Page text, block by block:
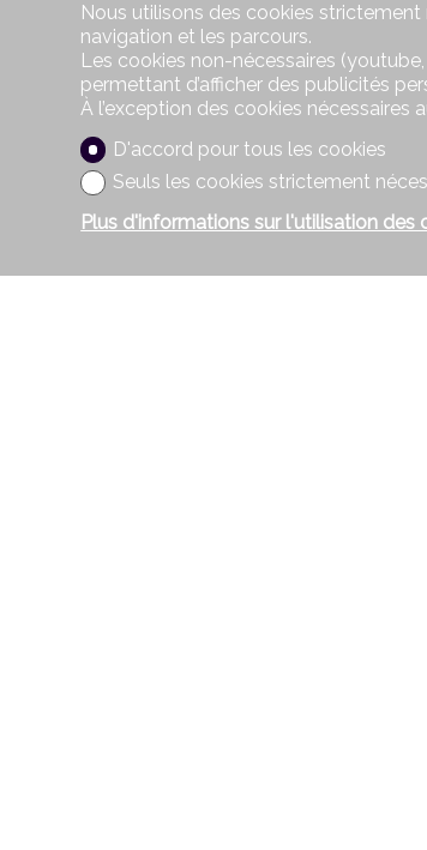
Nous utilisons des cookies
navigation et les parcours.
Les cookies non-nécessaires
permettant d’afficher des publicités
À l’exception des cookies
D'accord pour tous les cookies
Seuls les cookies strictement
Plus d'informations sur l'utilisation des